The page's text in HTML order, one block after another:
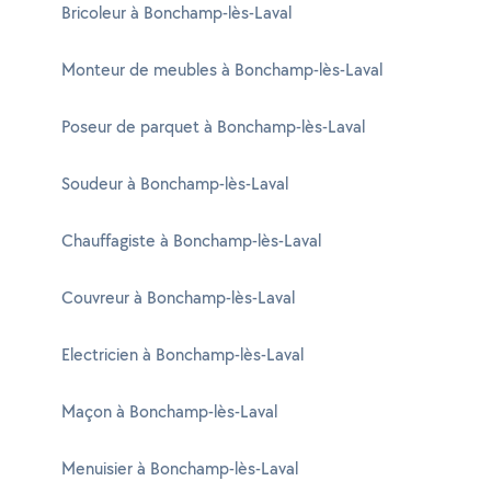
Bricoleur à Bonchamp-lès-Laval
Monteur de meubles à Bonchamp-lès-Laval
Poseur de parquet à Bonchamp-lès-Laval
Soudeur à Bonchamp-lès-Laval
Chauffagiste à Bonchamp-lès-Laval
Couvreur à Bonchamp-lès-Laval
Electricien à Bonchamp-lès-Laval
Maçon à Bonchamp-lès-Laval
Menuisier à Bonchamp-lès-Laval